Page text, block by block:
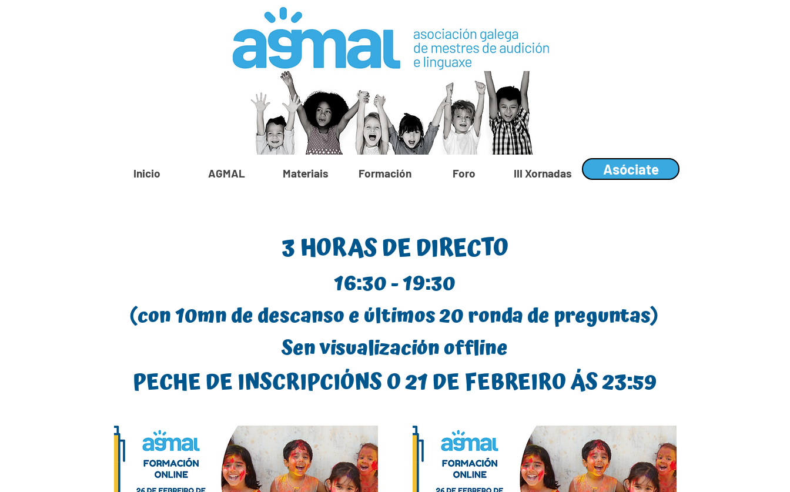
Inicio AGMAL Materiais Formación Foro III Xornadas Asóciate
3 HORAS DE DIRECTO
16:30 - 19:30
(con 10mn de descanso e últimos 20 ronda de preguntas)
Sen visualización offline
PECHE DE INSCRIPCIÓNS O 21 DE FEBREIRO ÁS 23:59